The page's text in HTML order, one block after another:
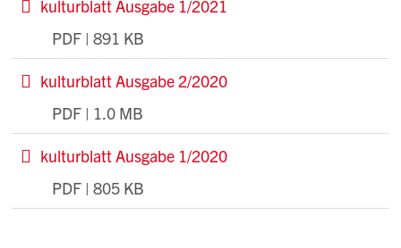
kulturblatt Ausgabe 1/2021
PDF | 891 KB
kulturblatt Ausgabe 2/2020
PDF | 1.0 MB
kulturblatt Ausgabe 1/2020
PDF | 805 KB